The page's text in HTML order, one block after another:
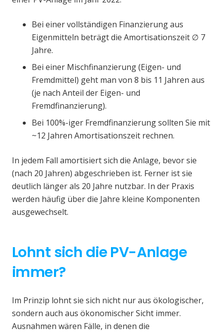
Bei einer vollständigen Finanzierung aus
Eigenmitteln beträgt die Amortisationszeit ∅ 7
Jahre.
Bei einer Mischfinanzierung (Eigen- und
Fremdmittel) geht man von 8 bis 11 Jahren aus
(je nach Anteil der Eigen- und
Fremdfinanzierung).
Bei 100%-iger Fremdfinanzierung sollten Sie mit
~12 Jahren Amortisationszeit rechnen.
In jedem Fall amortisiert sich die Anlage, bevor sie
(nach 20 Jahren) abgeschrieben ist. Ferner ist sie
deutlich länger als 20 Jahre nutzbar. In der Praxis
werden häufig über die Jahre kleine Komponenten
ausgewechselt.
Lohnt sich die PV-Anlage
immer?
Im Prinzip lohnt sie sich nicht nur aus ökologischer,
sondern auch aus ökonomischer Sicht immer.
Ausnahmen wären Fälle, in denen die